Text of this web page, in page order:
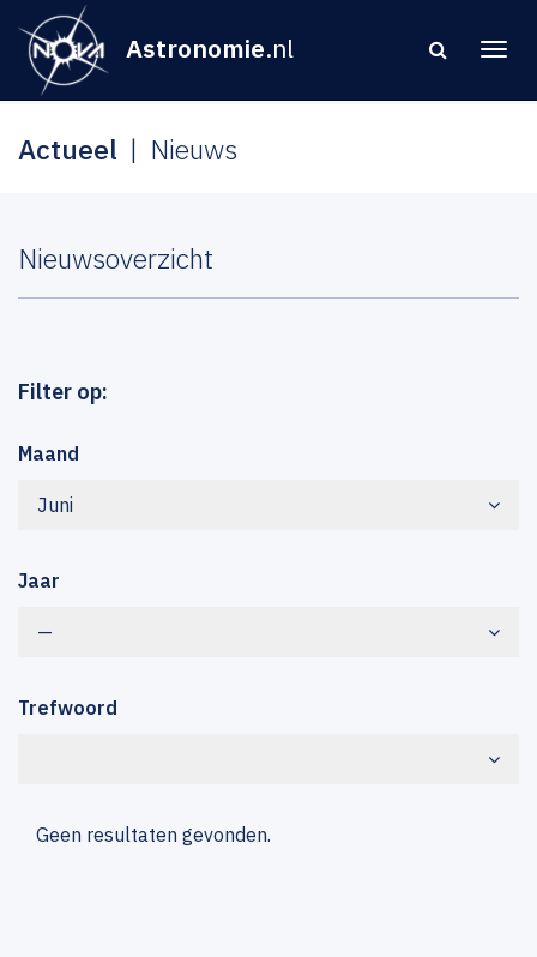
Astronomie.nl
Actueel Nieuws
Nieuwsoverzicht
Filter op:
Maand
Juni
Jaar
—
Trefwoord
Geen resultaten gevonden.